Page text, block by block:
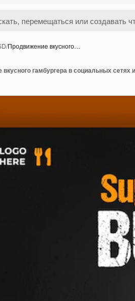
/Продвижение вкусного…